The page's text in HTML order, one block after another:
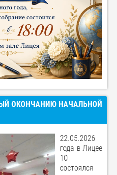
ОКОНЧАНИЮ НАЧАЛЬНОЙ
22.05.2026
года в Лицее
10
состоялся